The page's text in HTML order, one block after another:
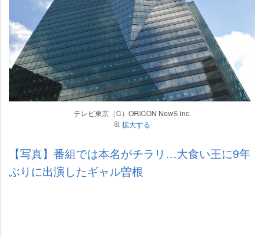
テレビ東京（C）ORICON NewS inc.
拡大する
【写真】番組では本名がチラリ…大食い王に9年
ぶりに出演したギャル曽根